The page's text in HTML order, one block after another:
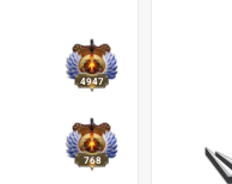
4947
768